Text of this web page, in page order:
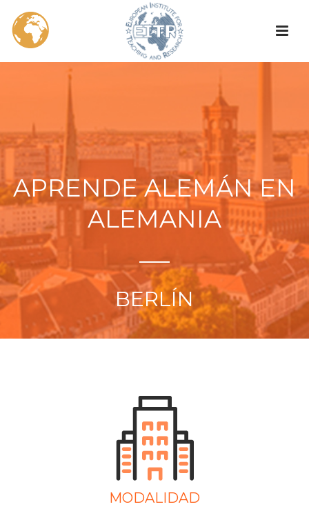
APRENDE ALEMÁN EN
ALEMANIA
BERLÍN
MODALIDAD